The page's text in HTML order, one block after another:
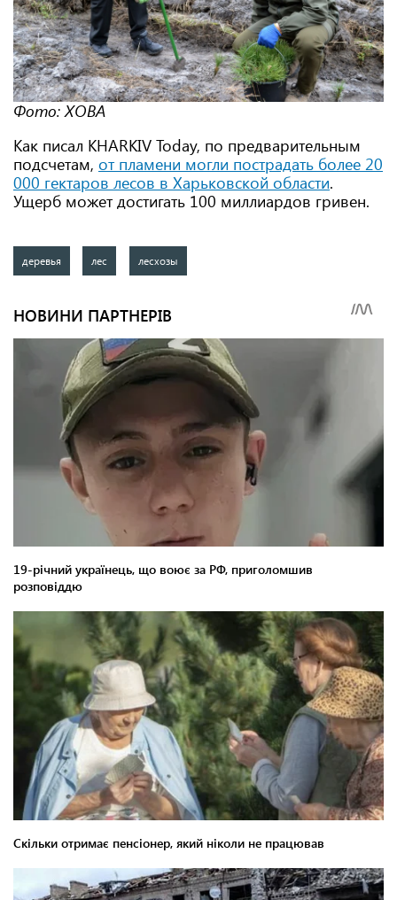
Фото: ХОВА
Как писал KHARKIV Today, по предварительным
подсчетам, от пламени могли пострадать более 20
000 гектаров лесов в Харьковской области.
Ущерб может достигать 100 миллиардов гривен.
деревья лес лесхозы